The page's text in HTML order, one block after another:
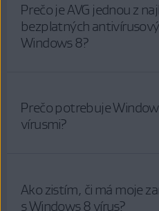
Prečo je AVG jednou z
bezplatných
Windows 8?
Prečo potrebuje
vírusmi?
Ako zistím, či má moje
s Windows 8 vírus?